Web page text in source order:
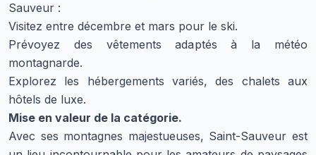
Sauveur :
Visitez entre décembre et mars pour le ski.
Prévoyez des vêtements adaptés à la météo
montagnarde.
Explorez les hébergements variés, des chalets aux
hôtels de luxe.
Mise en valeur de la catégorie.
Avec ses montagnes majestueuses, Saint-Sauveur est